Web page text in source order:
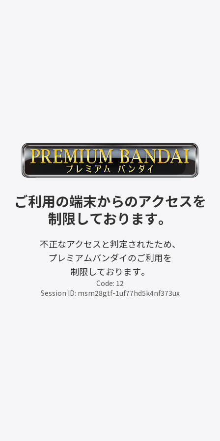
ご利用の端末からのアクセスを
制限しております。
不正なアクセスと判定されたため、
プレミアムバンダイのご利用を
制限しております。
Code: 12
Session ID: msm28gtf-1uf77hd5k4nf373ux